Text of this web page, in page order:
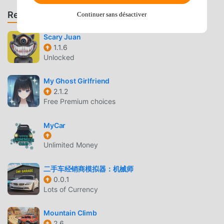
non seulement la dernière version de Cargo Truck
Simulation 2023 .6.5 gratuitement, mais fournit également
Unlimited Moneymod gratuitement, vous aidant à
enregistrer la tâche mécanique répétitive dans le jeu, afin
apportée par le jeu lui-même. moddroid promet que tout
mod Cargo Truck Simulation 2023 ne facturera aucun frais
aux joueurs, et il est 100% sûr, disponible et gratuit à
pouvez télécharger et installer Cargo Truck Simulation
2023 .6.5 en un seul clic. Qu'attendez-vous, téléchargez
moddroid et jouez !
JEU UNIQUE
Cargo Truck Simulation 2023 En tant que jeu simulation
populaire, son gameplay unique lui a permis de gagner un
grand nombre de fans à travers le monde. Contrairement
Recommander des jeux et des applications
Scary Juan
1.1.6
Unlocked
My Ghost Girlfriend
2.1.2
Free Premium choices
MyCar
Unlimited Money
二手车经销商模拟器：机械师
0.0.1
Lots of Currency
Mountain Climb
Continuer sans désactiver